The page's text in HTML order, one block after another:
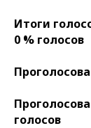
Итоги
0 % голосов
голосов